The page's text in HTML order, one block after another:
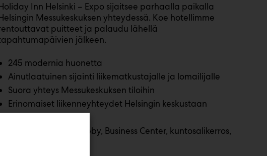
Inn Helsinki – Expo sijaitsee parhaalla paikalla
Messukeskuksen yhteydessä. Koe hotellimme
puitteet ja palaudu lähellä
jälkeen.
245 modernia huonetta
Ainutlaatuinen sijainti liikematkustajalle ja lomailijalle
Suora yhteys Messukeskuksen tiloihin
Erinomaiset liikenneyhteydet Helsingin keskustaan
Palveluita: Open Lobby, Business Center, kuntosalikerros,